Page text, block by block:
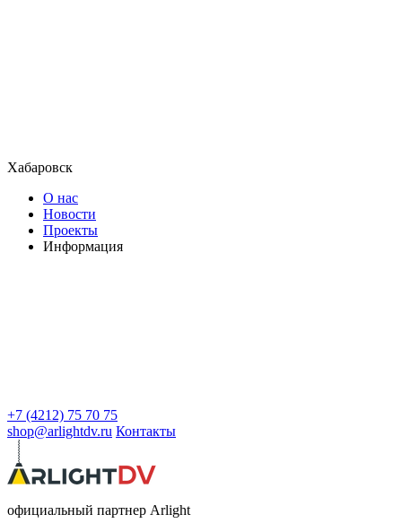
Хабаровск
О нас
Новости
Проекты
Информация
+7 (4212) 75 70 75
shop@arlightdv.ru Контакты
официальный партнер Arlight